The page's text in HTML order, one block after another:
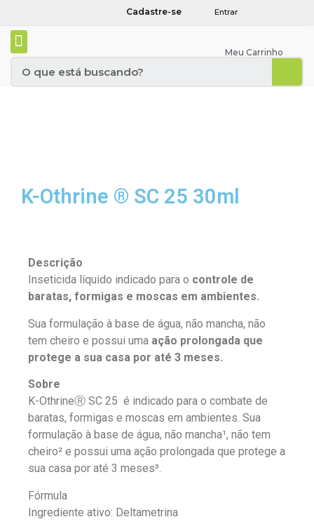
Cadastre-se Entrar
Meu Carrinho
K-Othrine ® SC 25 30ml
Descrição
Inseticida líquido indicado para o controle de
baratas, formigas e moscas em ambientes.
Sua formulação à base de água, não mancha, não
tem cheiro e possui uma ação prolongada que
protege a sua casa por até 3 meses.
Sobre
K-OthrineⓇ SC 25 é indicado para o combate de
baratas, formigas e moscas em ambientes. Sua
formulação à base de água, não mancha¹, não tem
cheiro² e possui uma ação prolongada que protege a
sua casa por até 3 meses³.
Fórmula
Ingrediente ativo: Deltametrina